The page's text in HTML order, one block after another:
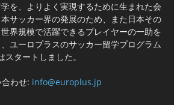
を、よりよく実現するために生まれた会
サッカー界の発展のため、また日本その
界規模で活躍できるプレイヤーの一助を
ユーロプラスのサッカー留学プログラム
スタートしました。
わせ: info@europlus.jp